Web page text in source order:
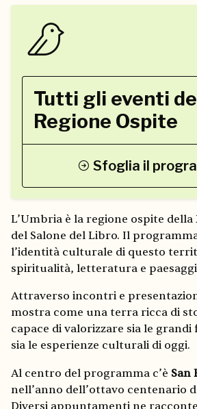
Tutti gli eventi
Regione Ospite
Sfoglia il
L’Umbria è la regione ospite della
del Salone del Libro. Il
l’identità culturale di questo
spiritualità, letteratura e
Attraverso incontri e
mostra come una terra ricca di
capace di valorizzare sia le
sia le esperienze culturali di oggi.
Al centro del programma c’è San
nell’anno dell’ottavo centenario